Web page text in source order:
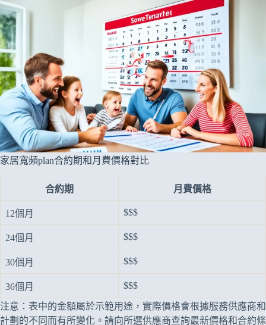
家居寬頻plan合約期和月費價格對比
合約期 月費價格
12個月 $$$
24個月 $$$
30個月 $$$
36個月 $$$
注意：表中的金額屬於示範用途，實際價格會根據服務供應商和
計劃的不同而有所變化。請向所選供應商查詢最新價格和合約條